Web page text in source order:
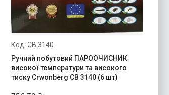
CB 3140
Ручний побутовий ПАРООЧИСНИК
високої температури та високого
тиску Crwonberg CB 3140 (6 шт)